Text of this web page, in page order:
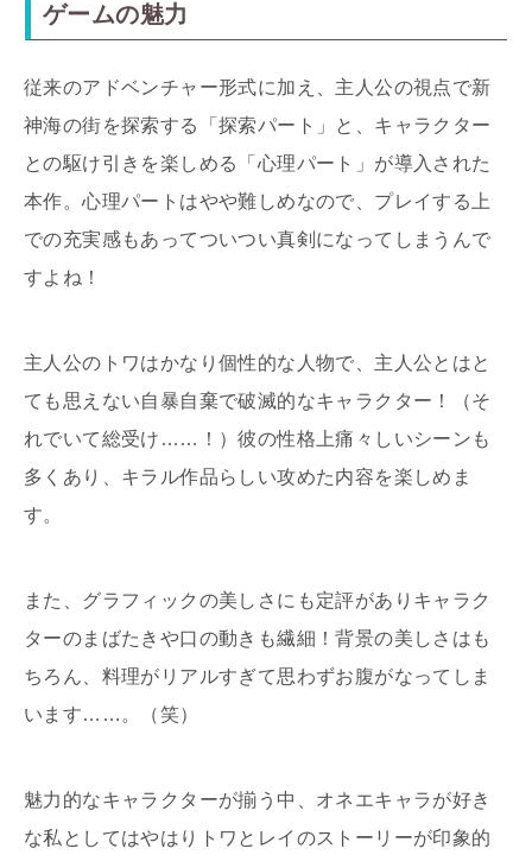
ゲームの魅力
従来のアドベンチャー形式に加え、主人公の視点で新
神海の街を探索する「探索パート」と、キャラクター
との駆け引きを楽しめる「心理パート」が導入された
本作。心理パートはやや難しめなので、プレイする上
での充実感もあってついつい真剣になってしまうんで
すよね！
主人公のトワはかなり個性的な人物で、主人公とはと
ても思えない自暴自棄で破滅的なキャラクター！（そ
れでいて総受け……！）彼の性格上痛々しいシーンも
多くあり、キラル作品らしい攻めた内容を楽しめま
す。
また、グラフィックの美しさにも定評がありキャラク
ターのまばたきや口の動きも繊細！背景の美しさはも
ちろん、料理がリアルすぎて思わずお腹がなってしま
います……。（笑）
魅力的なキャラクターが揃う中、オネエキャラが好き
な私としてはやはりトワとレイのストーリーが印象的